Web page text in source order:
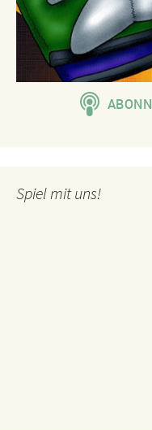
Spiel mit uns!